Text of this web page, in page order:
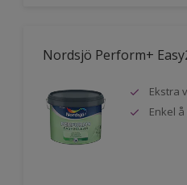
Nordsjö Perform+
Ekstra
Enkel